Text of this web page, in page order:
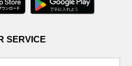
SERVICE